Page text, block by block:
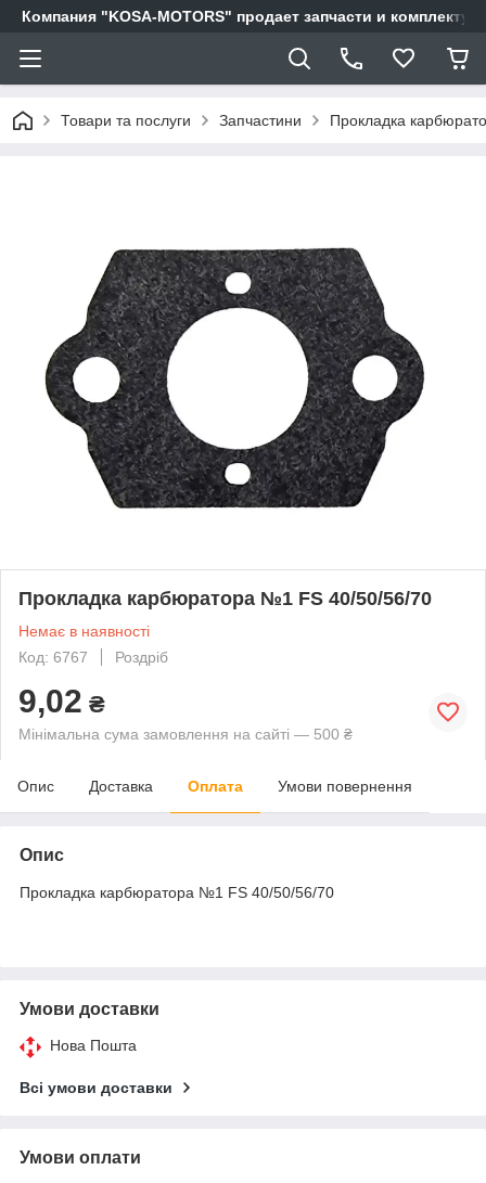
Компания "KOSA-MOTORS" продает запчасти и
Товари та послуги Запчастини Прокладка
Прокладка карбюратора №1 FS 40/50/56/70
Немає в наявності
Код: 6767
Роздріб
9,02 ₴
Мінімальна сума замовлення на сайті — 500 ₴
Опис Доставка Оплата Умови повернення
Опис
Прокладка карбюратора №1 FS 40/50/56/70
Умови доставки
Нова Пошта
Всі умови доставки
Умови оплати